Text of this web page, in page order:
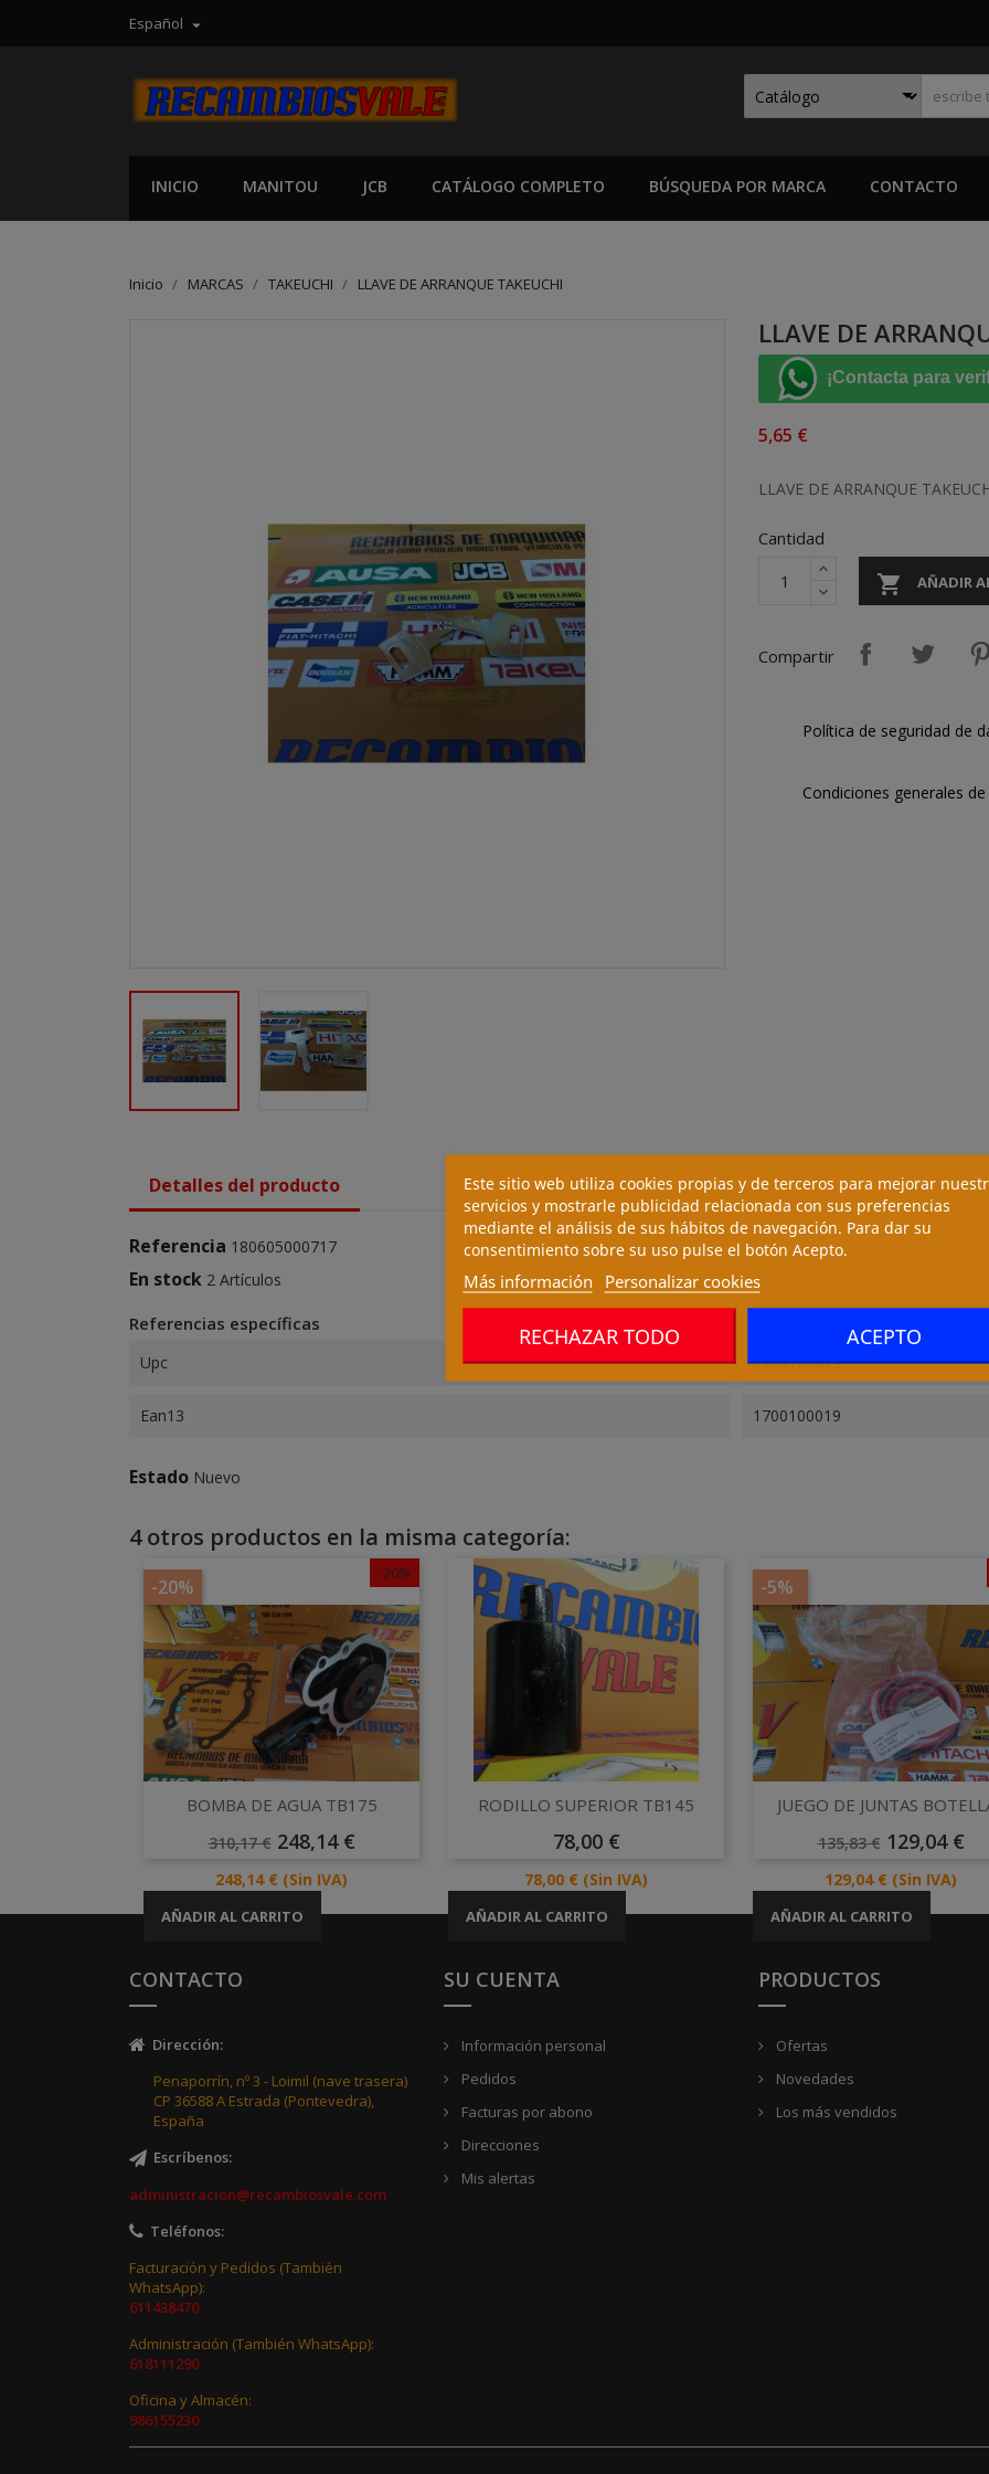
Español 
INICIO MANITOU JCB CATÁLOGO COMPLETO BÚSQUEDA POR MARCA CONTACTO
Inicio MARCAS TAKEUCHI LLAVE DE ARRANQUE TAKEUCHI
LLAVE DE
¡Contacta para
5,65 €
LLAVE DE ARRANQUE
Cantidad
 AÑADIR
Compartir
Política de seguridad de
Condiciones generales
Detalles del producto
Referencia 180605000717
En stock 2 Artículos
Referencias específicas
Upc 1700100019
Ean13 1700100019
Estado Nuevo
4 otros productos en la misma categoría:
-20%
-20%
Vista rápida
BOMBA DE AGUA TB175
Precio
310,17 € Precio
248,14 €
Precio
248,14 € (Sin IVA)
AÑADIR AL CARRITO
Vista rápida
RODILLO SUPERIOR TB145
Precio
78,00 €
Precio
78,00 € (Sin IVA)
AÑADIR AL CARRITO
-5%
Vista rápida
JUEGO DE JUNTAS
Precio
135,83 € Precio
129,04 €
Precio
129,04 € (Sin IVA)
AÑADIR AL CARRITO
CONTACTO
Dirección:
Penaporrín, nº 3 - Loimil (nave trasera)
CP 36588 A Estrada (Pontevedra),
España
Escríbenos:
administracion@recambiosvale.com
Teléfonos:
Facturación y Pedidos (También
WhatsApp):
611438470
Administración (También WhatsApp):
618111290
Oficina y Almacén:
986155230
SU CUENTA
Información personal
Pedidos
Facturas por abono
Direcciones
Mis alertas
PRODUCTOS
Ofertas
Novedades
Los más vendidos
Este sitio web utiliza cookies propias y de terceros para mejorar
servicios y mostrarle publicidad relacionada con sus preferencias
mediante el análisis de sus hábitos de navegación. Para dar su
consentimiento sobre su uso pulse el botón Acepto.
Más información Personalizar cookies
RECHAZAR TODO ACEPTO